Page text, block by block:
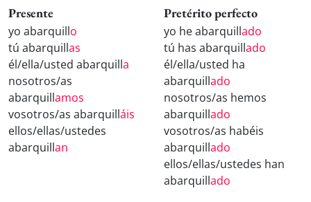
Presente
yo abarquillo
tú abarquillas
él/ella/usted abarquilla
nosotros/as
abarquillamos
vosotros/as abarquilláis
ellos/ellas/ustedes
abarquillan
Pretérito perfecto
yo he abarquillado
tú has abarquillado
él/ella/usted ha
abarquillado
nosotros/as hemos
abarquillado
vosotros/as habéis
abarquillado
ellos/ellas/ustedes han
abarquillado